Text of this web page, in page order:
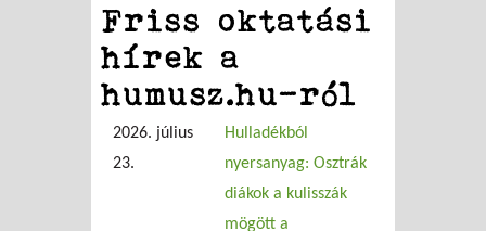
Friss oktatási
hírek a
humusz.hu-ról
2026. július
23.
Hulladékból
nyersanyag: Osztrák
diákok a kulisszák
mögött a